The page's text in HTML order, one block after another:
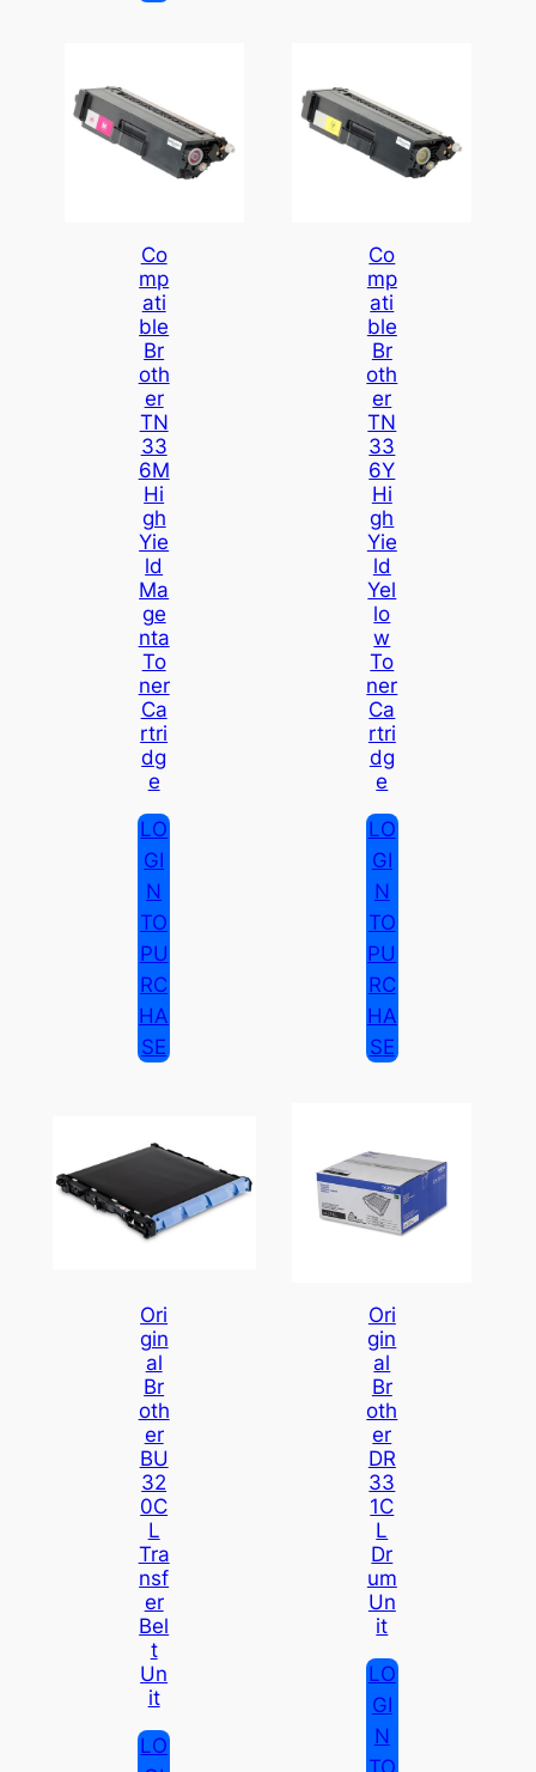
Co
Mp
Ati
Ble
Br
Oth
Er
TN
33
6M
Hi
Gh
Yie
Ld
Ma
Ge
Nta
To
Ner
Ca
Rtri
Dg
E
LO
GI
N
TO
PU
RC
HA
SE
Co
Mp
Ati
Ble
Br
Oth
Er
TN
33
6Y
Hi
Gh
Yie
Ld
Yel
Lo
W
To
Ner
Ca
Rtri
Dg
E
LO
GI
N
TO
PU
RC
HA
SE
Ori
Gin
Al
Br
Oth
Er
BU
32
0C
L
Tra
Nsf
Er
Bel
T
Un
It
LO
Ori
Gin
Al
Br
Oth
Er
DR
33
1C
L
Dr
Um
Un
It
LO
GI
N
TO